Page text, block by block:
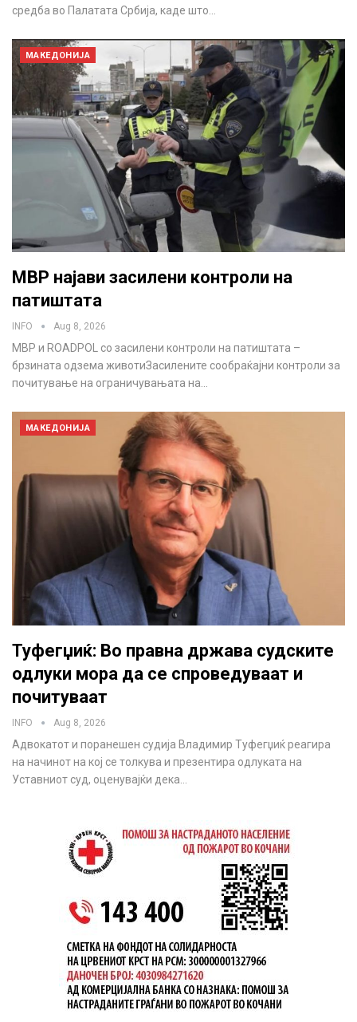
средба во Палатата Србија, каде што…
МАКЕДОНИЈА
МВР најави засилени контроли на
патиштата
INFO Aug 8, 2026
МВР и ROADPOL со засилени контроли на патиштата –
брзината одзема животиЗасилените сообраќајни контроли за
почитување на ограничувањата на…
МАКЕДОНИЈА
Туфегџиќ: Во правна држава судските
одлуки мора да се спроведуваат и
почитуваат
INFO Aug 8, 2026
Адвокатот и поранешен судија Владимир Туфегџиќ реагира
на начинот на кој се толкува и презентира одлуката на
Уставниот суд, оценувајќи дека…